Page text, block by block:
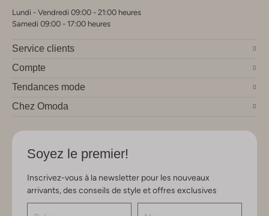
Lundi - Vendredi 09:00 - 21:00 heures
Samedi 09:00 - 17:00 heures
Service clients
Compte
Tendances mode
Chez Omoda
Soyez le premier!
Inscrivez-vous à la newsletter pour les nouveaux
arrivants, des conseils de style et offres exclusives